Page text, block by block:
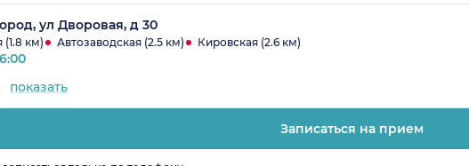
ул Дворовая, д 30
км) Автозаводская (2.5 км) Кировская (2.6 км)
показать
Записаться на прием